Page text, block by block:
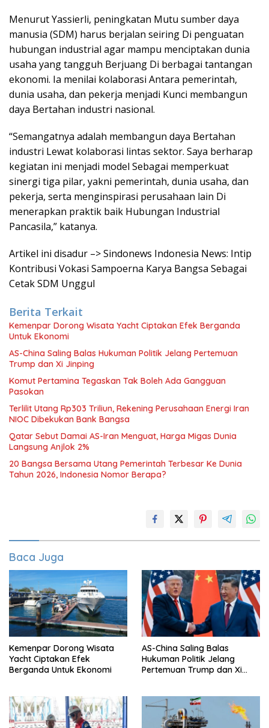
Menurut Yassierli, peningkatan Mutu sumber daya
manusia (SDM) harus berjalan seiring Di penguatan
hubungan industrial agar mampu menciptakan dunia
usaha yang tangguh Berjuang Di berbagai tantangan
ekonomi. Ia menilai kolaborasi Antara pemerintah,
dunia usaha, dan pekerja menjadi Kunci membangun
daya Bertahan industri nasional.
“Semangatnya adalah membangun daya Bertahan
industri Lewat kolaborasi lintas sektor. Saya berharap
kegiatan ini menjadi model Sebagai memperkuat
sinergi tiga pilar, yakni pemerintah, dunia usaha, dan
pekerja, serta menginspirasi perusahaan lain Di
menerapkan praktik baik Hubungan Industrial
Pancasila,” katanya.
Artikel ini disadur –> Sindonews Indonesia News: Intip
Kontribusi Vokasi Sampoerna Karya Bangsa Sebagai
Cetak SDM Unggul
Berita Terkait
Kemenpar Dorong Wisata Yacht Ciptakan Efek Berganda
Untuk Ekonomi
AS-China Saling Balas Hukuman Politik Jelang Pertemuan
Trump dan Xi Jinping
Komut Pertamina Tegaskan Tak Boleh Ada Gangguan
Pasokan
Terlilit Utang Rp303 Triliun, Rekening Perusahaan Energi Iran
NIOC Dibekukan Bank Bangsa
Qatar Sebut Damai AS-Iran Menguat, Harga Migas Dunia
Langsung Anjlok 2%
20 Bangsa Bersama Utang Pemerintah Terbesar Ke Dunia
Tahun 2026, Indonesia Nomor Berapa?
Baca Juga
Kemenpar Dorong Wisata
Yacht Ciptakan Efek
Berganda Untuk Ekonomi
AS-China Saling Balas
Hukuman Politik Jelang
Pertemuan Trump dan Xi